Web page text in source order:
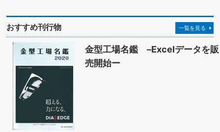
おすすめ刊行物 一覧を見る
金型工場名鑑 –Excelデータを販
売開始ー